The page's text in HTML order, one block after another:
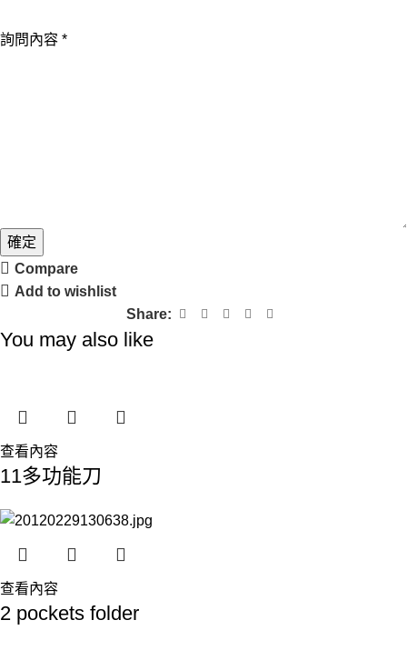
容
詢問內容 *
確定
Compare
Add to wishlist
Share:
You may also like
查看內容
11多功能刀
查看內容
2 pockets folder